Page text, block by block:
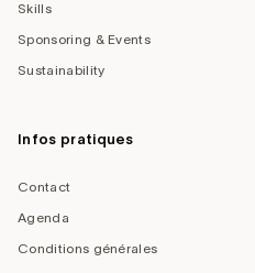
Skills
Sponsoring & Events
Sustainability
Infos pratiques
Contact
Agenda
Conditions générales